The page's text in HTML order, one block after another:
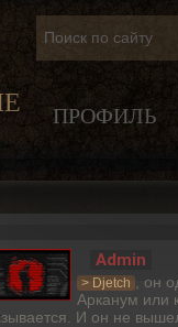
ПРОФИЛЬ
Admin
> Djetch , он
Арканум или
И он не